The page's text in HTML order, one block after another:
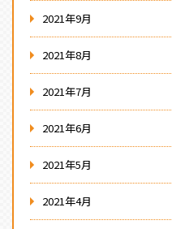
2021年9月
2021年8月
2021年7月
2021年6月
2021年5月
2021年4月